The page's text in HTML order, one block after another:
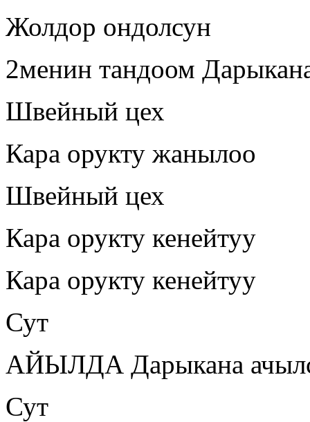
Жолдор ондолсун
2менин тандоом
Швейный цех
Кара орукту жанылоо
Швейный цех
Кара орукту кенейтуу
Кара орукту кенейтуу
Сут
АЙЫЛДА Дарыкана
Сут